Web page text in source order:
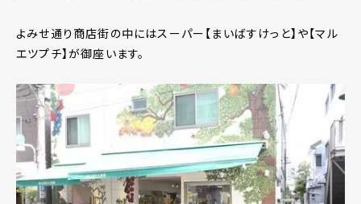
よみせ通り商店街の中にはスーパー【まいばすけっと】や【マル
エツプチ】が御座います。